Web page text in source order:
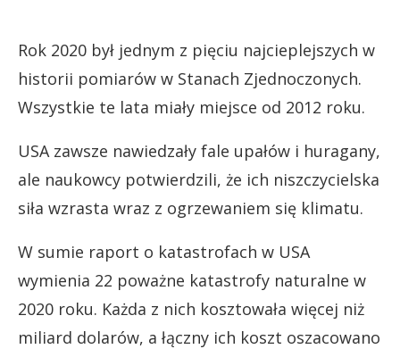
Rok 2020 był jednym z pięciu najcieplejszych w
historii pomiarów w Stanach Zjednoczonych.
Wszystkie te lata miały miejsce od 2012 roku.
USA zawsze nawiedzały fale upałów i huragany,
ale naukowcy potwierdzili, że ich niszczycielska
siła wzrasta wraz z ogrzewaniem się klimatu.
W sumie raport o katastrofach w USA
wymienia 22 poważne katastrofy naturalne w
2020 roku. Każda z nich kosztowała więcej niż
miliard dolarów, a łączny ich koszt oszacowano